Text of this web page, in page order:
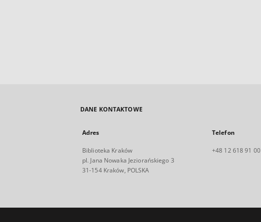
DANE KONTAKTOWE
Adres
Biblioteka Kraków
pl. Jana Nowaka Jeziorańskiego 3
31-154 Kraków, POLSKA
Telefon
+48 12 618 91 00